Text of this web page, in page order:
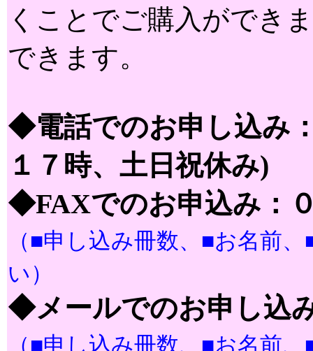
くことでご購入ができ
できます。
◆電話でのお申し込み
１７時、土日祝休み)
◆FAXでのお申込み：
（■申し込み冊数、■お名前
い）
◆メールでのお申し込
（■申し込み冊数、■お名前